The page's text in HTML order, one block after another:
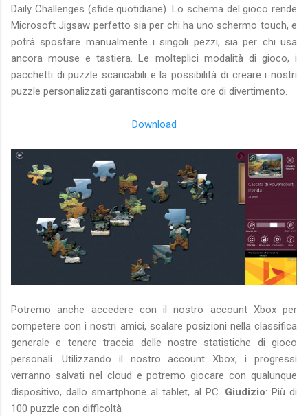
Daily Challenges (sfide quotidiane). Lo schema del gioco rende
Microsoft Jigsaw perfetto sia per chi ha uno schermo touch, e
potrà spostare manualmente i singoli pezzi, sia per chi usa
ancora mouse e tastiera. Le molteplici modalità di gioco, i
pacchetti di puzzle scaricabili e la possibilità di creare i nostri
puzzle personalizzati garantiscono molte ore di divertimento.
Download
Potremo anche accedere con il nostro account Xbox per
competere con i nostri amici, scalare posizioni nella classifica
generale e tenere traccia delle nostre statistiche di gioco
personali. Utilizzando il nostro account Xbox, i progressi
verranno salvati nel cloud e potremo giocare con qualunque
dispositivo, dallo smartphone al tablet, al PC. Giudizio: Più di
100 puzzle con difficoltà